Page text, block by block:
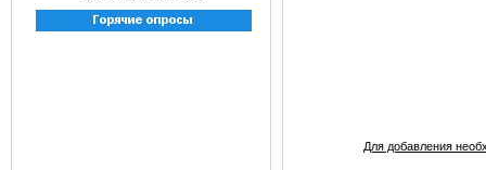
Для добавления